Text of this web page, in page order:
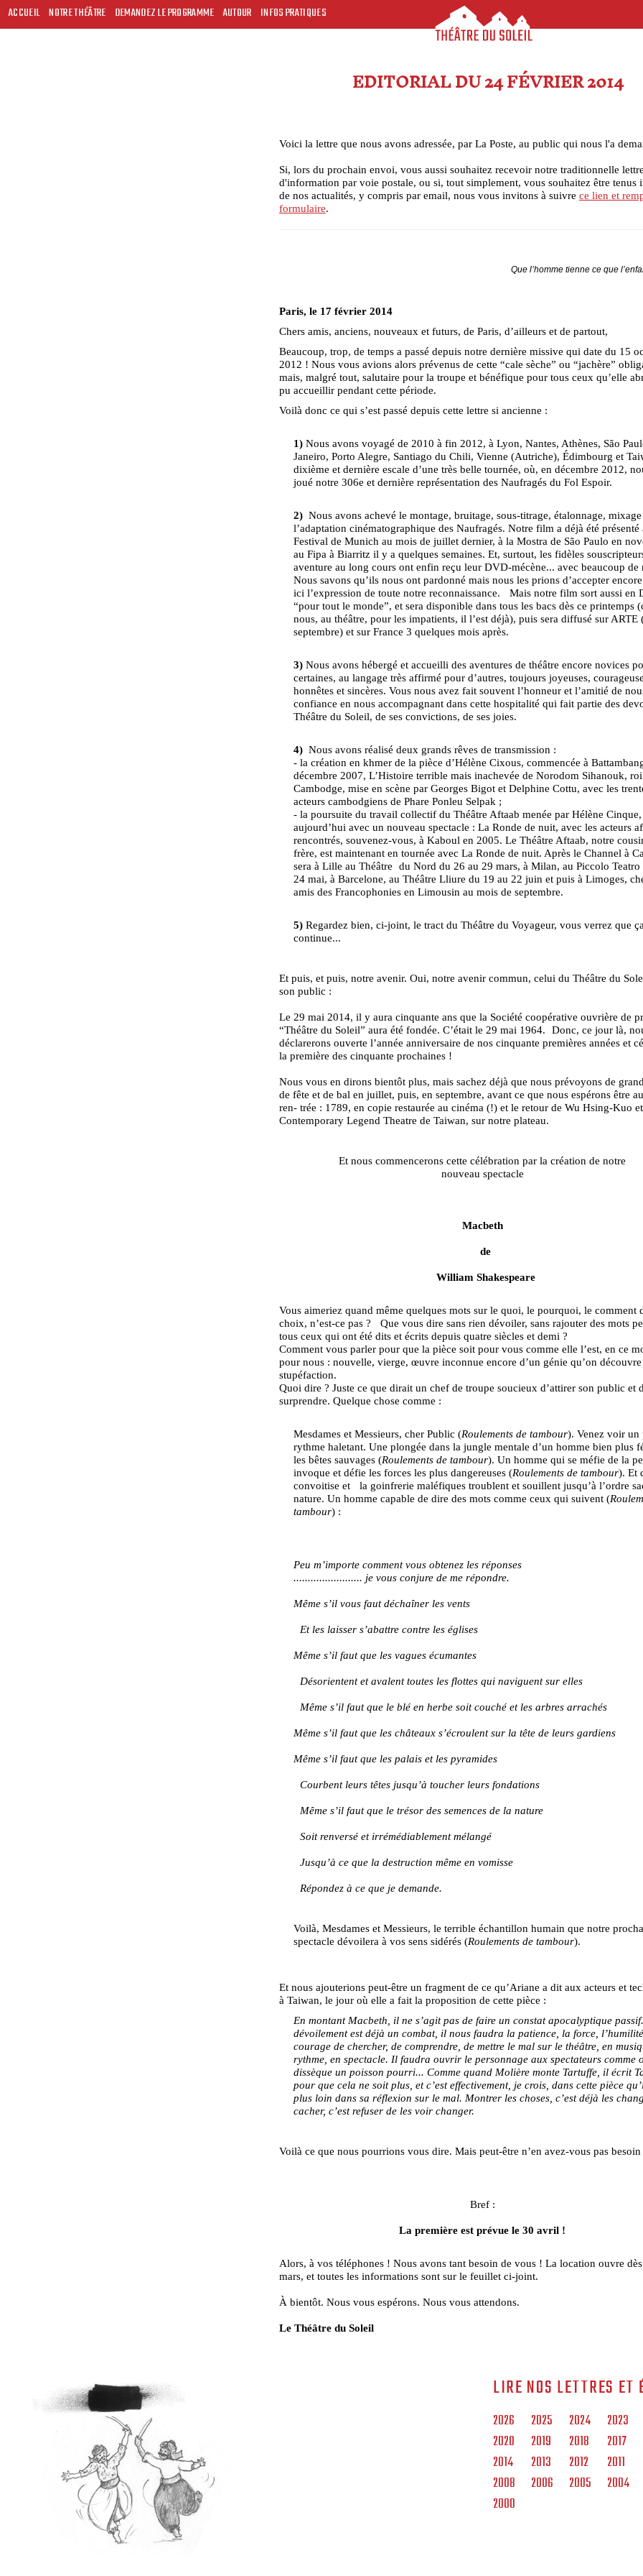
ACCUEIL NOTRE THÉÂTRE DEMANDEZ LE PROGRAMME AUTOUR INFOS PRATIQUES
EDITORIAL DU 24 FÉVRIER 2014
Voici la lettre que nous avons adressée, par La Poste, au public qui nous l'a
Si, lors du prochain envoi, vous aussi souhaitez recevoir notre traditionnelle
d'information par voie postale, ou si, tout simplement, vous souhaitez être tenus
de nos actualités, y compris par email, nous vous invitons à suivre ce lien et
formulaire.
Que l’homme tienne ce que
Paris, le 17 février 2014
Chers amis, anciens, nouveaux et futurs, de Paris, d’ailleurs et de partout,
Beaucoup, trop, de temps a passé depuis notre dernière missive qui date du 15
2012 ! Nous vous avions alors prévenus de cette “cale sèche” ou “jachère”
mais, malgré tout, salutaire pour la troupe et bénéfique pour tous ceux qu’elle
pu accueillir pendant cette période.
Voilà donc ce qui s’est passé depuis cette lettre si ancienne :
1)Nous avons voyagé de 2010 à fin 2012, à Lyon, Nantes, Athènes, São
Janeiro, Porto Alegre, Santiago du Chili, Vienne (Autriche), Édimbourg et
dixième et dernière escale d’une très belle tournée, où, en décembre 2012,
joué notre 306e et dernière représentation des Naufragés du Fol Espoir.
2)Nous avons achevé le montage, bruitage, sous-titrage, étalonnage,
l’adaptation cinématographique des Naufragés. Notre film a déjà été présenté
Festival de Munich au mois de juillet dernier, à la Mostra de São Paulo en
au Fipa à Biarritz il y a quelques semaines. Et, surtout, les fidèles
aventure au long cours ont enfin reçu leur DVD-mécène... avec beaucoup de
Nous savons qu’ils nous ont pardonné mais nous les prions d’accepter
ici l’expression de toute notre reconnaissance. Mais notre film sort aussi en
“pour tout le monde”, et sera disponible dans tous les bacs dès ce printemps
nous, au théâtre, pour les impatients, il l’est déjà), puis sera diffusé sur ARTE
septembre) et sur France 3 quelques mois après.
3)Nous avons hébergé et accueilli des aventures de théâtre encore novices
certaines, au langage très affirmé pour d’autres, toujours joyeuses,
honnêtes et sincères. Vous nous avez fait souvent l’honneur et l’amitié de
confiance en nous accompagnant dans cette hospitalité qui fait partie des
Théâtre du Soleil, de ses convictions, de ses joies.
4)Nous avons réalisé deux grands rêves de transmission :
- la création en khmer de la pièce d’Hélène Cixous, commencée à
décembre 2007, L’Histoire terrible mais inachevée de Norodom Sihanouk,
Cambodge, mise en scène par Georges Bigot et Delphine Cottu, avec les
acteurs cambodgiens de Phare Ponleu Selpak ;
- la poursuite du travail collectif du Théâtre Aftaab menée par Hélène Cinque,
aujourd’hui avec un nouveau spectacle : La Ronde de nuit, avec les acteurs
rencontrés, souvenez-vous, à Kaboul en 2005. Le Théâtre Aftaab, notre
frère, est maintenant en tournée avec La Ronde de nuit. Après le Channel à
sera à Lille au Théâtre du Nord du 26 au 29 mars, à Milan, au Piccolo Teatro
24 mai, à Barcelone, au Théâtre Lliure du 19 au 22 juin et puis à Limoges,
amis des Francophonies en Limousin au mois de septembre.
5)Regardez bien, ci-joint, le tract du Théâtre du Voyageur, vous verrez que
continue...
Et puis, et puis, notre avenir. Oui, notre avenir commun, celui du Théâtre du
son public :
Le 29 mai 2014, il y aura cinquante ans que la Société coopérative ouvrière de
“Théâtre du Soleil” aura été fondée. C’était le 29 mai 1964. Donc, ce jour là,
déclarerons ouverte l’année anniversaire de nos cinquante premières années et
la première des cinquante prochaines !
Nous vous en dirons bientôt plus, mais sachez déjà que nous prévoyons de
de fête et de bal en juillet, puis, en septembre, avant ce que nous espérons être
ren- trée : 1789, en copie restaurée au cinéma (!) et le retour de Wu Hsing-Kuo
Contemporary Legend Theatre de Taiwan, sur notre plateau.
Et nous commencerons cette célébration par la création de notre
nouveau spectacle
Macbeth
de
William Shakespeare
Vous aimeriez quand même quelques mots sur le quoi, le pourquoi, le comment
choix, n’est-ce pas ? Que vous dire sans rien dévoiler, sans rajouter des mots
tous ceux qui ont été dits et écrits depuis quatre siècles et demi ?
Comment vous parler pour que la pièce soit pour vous comme elle l’est, en ce
pour nous : nouvelle, vierge, œuvre inconnue encore d’un génie qu’on
stupéfaction.
Quoi dire ? Juste ce que dirait un chef de troupe soucieux d’attirer son public et
surprendre. Quelque chose comme :
Mesdames et Messieurs, cher Public (Roulements de tambour). Venez voir un
rythme haletant. Une plongée dans la jungle mentale d’un homme bien plus
les bêtes sauvages (Roulements de tambour). Un homme qui se méfie de la
invoque et défie les forces les plus dangereuses (Roulements de tambour). Et
convoitise et la goinfrerie maléfiques troublent et souillent jusqu’à l’ordre
nature. Un homme capable de dire des mots comme ceux qui suivent (
tambour) :
Peu m’importe comment vous obtenez les réponses
........................ je vous conjure de me répondre.
Même s’il vous faut déchaîner les vents
Et les laisser s’abattre contre les églises
Même s’il faut que les vagues écumantes
Désorientent et avalent toutes les flottes qui naviguent sur elles
Même s’il faut que le blé en herbe soit couché et les arbres arrachés
Même s’il faut que les châteaux s’écroulent sur la tête de leurs gardiens
Même s’il faut que les palais et les pyramides
Courbent leurs têtes jusqu’à toucher leurs fondations
Même s’il faut que le trésor des semences de la nature
Soit renversé et irrémédiablement mélangé
Jusqu’à ce que la destruction même en vomisse
Répondez à ce que je demande.
Voilà, Mesdames et Messieurs, le terrible échantillon humain que notre
spectacle dévoilera à vos sens sidérés (Roulements de tambour).
Et nous ajouterions peut-être un fragment de ce qu’Ariane a dit aux acteurs et
à Taiwan, le jour où elle a fait la proposition de cette pièce :
En montant Macbeth, il ne s’agit pas de faire un constat apocalyptique
dévoilement est déjà un combat, il nous faudra la patience, la force,
courage de chercher, de comprendre, de mettre le mal sur le théâtre, en
rythme, en spectacle. Il faudra ouvrir le personnage aux spectateurs comme
dissèque un poisson pourri... Comme quand Molière monte Tartuffe, il écrit
pour que cela ne soit plus, et c’est effectivement, je crois, dans cette pièce
plus loin dans sa réflexion sur le mal. Montrer les choses, c’est déjà les
cacher, c’est refuser de les voir changer.
Voilà ce que nous pourrions vous dire. Mais peut-être n’en avez-vous pas
Bref :
La première est prévue le 30 avril !
Alors, à vos téléphones ! Nous avons tant besoin de vous ! La location ouvre
mars, et toutes les informations sont sur le feuillet ci-joint.
À bientôt. Nous vous espérons. Nous vous attendons.
Le Théâtre du Soleil
LIRE NOS LETTRES ET
2026 2025 2024
2023
2020
2019 2018
2017
2014
2013 2012
2011
2008
2006 2005
2004
2000